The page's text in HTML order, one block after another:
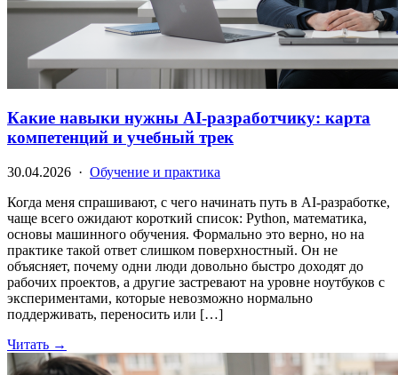
Какие навыки нужны AI-разработчику: карта
компетенций и учебный трек
30.04.2026 · Обучение и практика
Когда меня спрашивают, с чего начинать путь в AI-разработке,
чаще всего ожидают короткий список: Python, математика,
основы машинного обучения. Формально это верно, но на
практике такой ответ слишком поверхностный. Он не
объясняет, почему одни люди довольно быстро доходят до
рабочих проектов, а другие застревают на уровне ноутбуков с
экспериментами, которые невозможно нормально
поддерживать, переносить или […]
Читать →